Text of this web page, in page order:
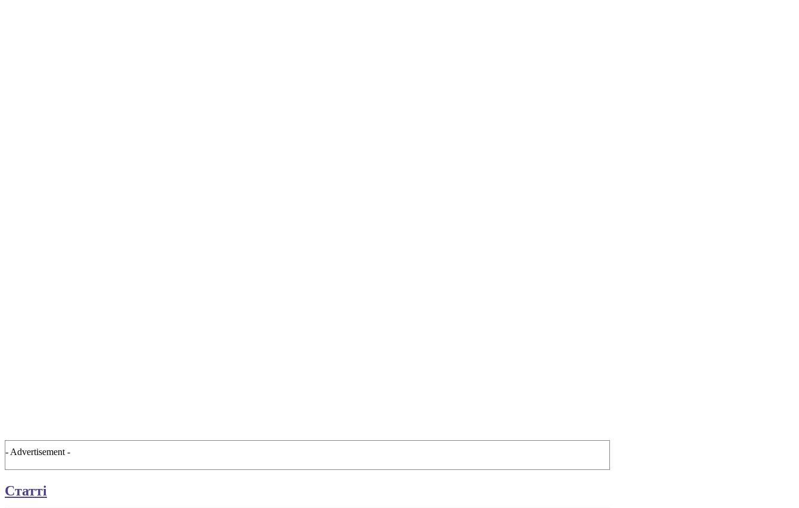
- Advertisement -
Статті